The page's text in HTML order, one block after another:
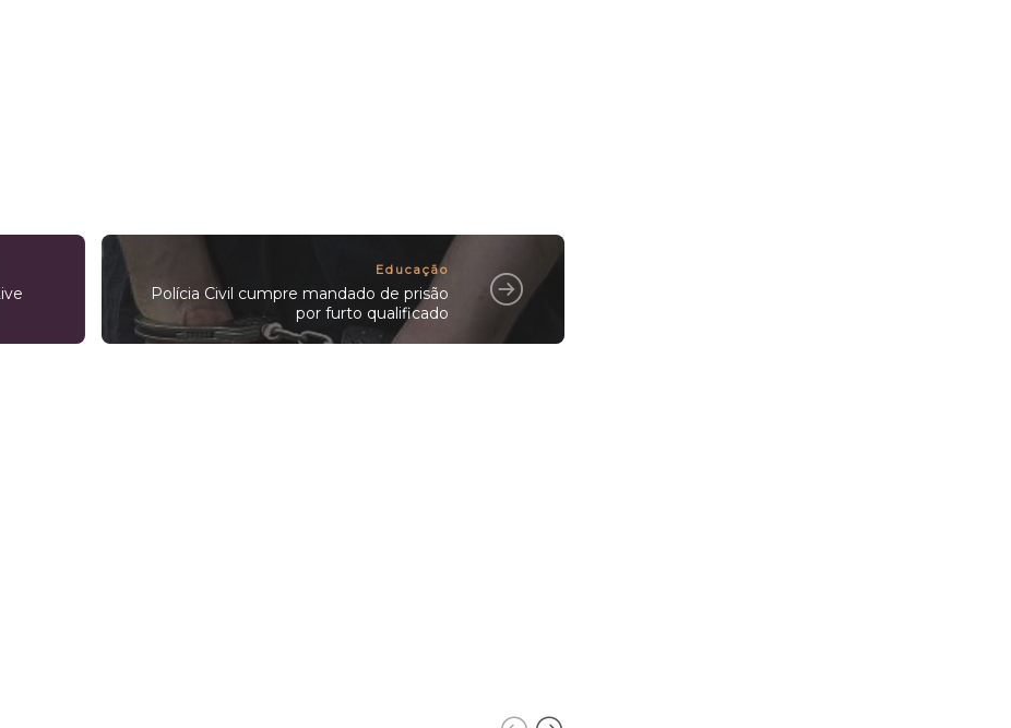
Educação
Polícia Civil cumpre mandado de prisão
por furto qualificado